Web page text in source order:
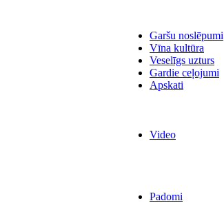
Garšu noslēpumi
Vīna kultūra
Veselīgs uzturs
Gardie ceļojumi
Apskati
Video
Padomi